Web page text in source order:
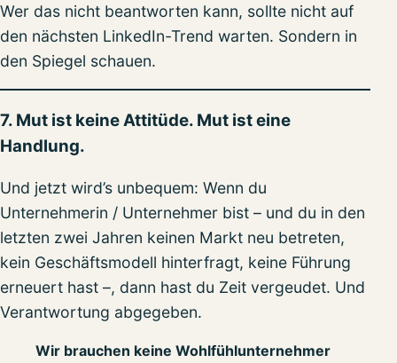
Wer das nicht beantworten kann, sollte nicht auf
den nächsten LinkedIn-Trend warten. Sondern in
den Spiegel schauen.
7. Mut ist keine Attitüde. Mut ist eine
Handlung.
Und jetzt wird’s unbequem: Wenn du
Unternehmerin / Unternehmer bist – und du in den
letzten zwei Jahren keinen Markt neu betreten,
kein Geschäftsmodell hinterfragt, keine Führung
erneuert hast –, dann hast du Zeit vergeudet. Und
Verantwortung abgegeben.
Wir brauchen keine Wohlfühlunternehmer